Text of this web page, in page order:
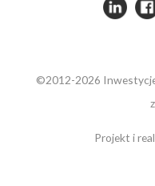
©2012-2026
Projekt i